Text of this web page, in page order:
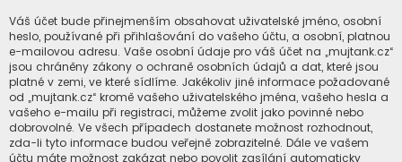
Váš účet bude přinejmenším obsahovat uživatelské jméno, osobní
heslo, používané při přihlašování do vašeho účtu, a osobní, platnou
e-mailovou adresu. Vaše osobní údaje pro váš účet na „mujtank.cz“
jsou chráněny zákony o ochraně osobních údajů a dat, které jsou
platné v zemi, ve které sídlíme. Jakékoliv jiné informace požadované
od „mujtank.cz“ kromě vašeho uživatelského jména, vašeho hesla a
vašeho e-mailu při registraci, můžeme zvolit jako povinné nebo
dobrovolné. Ve všech případech dostanete možnost rozhodnout,
zda-li tyto informace budou veřejně zobrazitelné. Dále ve vašem
účtu máte možnost zakázat nebo povolit zasílání automaticky